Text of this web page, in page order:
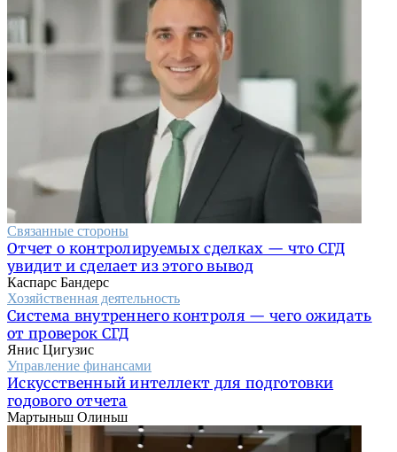
Связанные стороны
Отчет о контролируемых сделках — что СГД
увидит и сделает из этого вывод
Каспарс Бандерс
Хозяйственная деятельность
Система внутреннего контроля — чего ожидать
от проверок СГД
Янис Цигузис
Управление финансами
Искусственный интеллект для подготовки
годового отчета
Мартыньш Олиньш